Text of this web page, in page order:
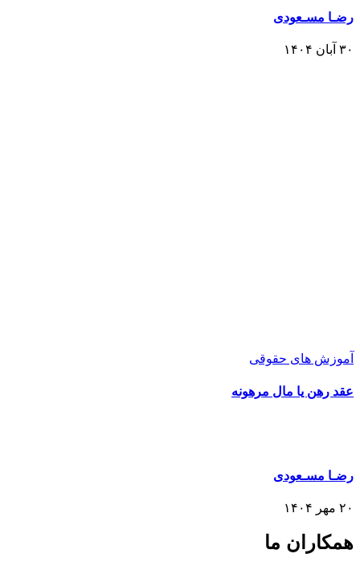
رضـا مسـعودی
۳۰ آبان ۱۴۰۴
آموزش های حقوقی
عقد رهن یا مال مرهونه
رضـا مسـعودی
۲۰ مهر ۱۴۰۴
همکاران ما